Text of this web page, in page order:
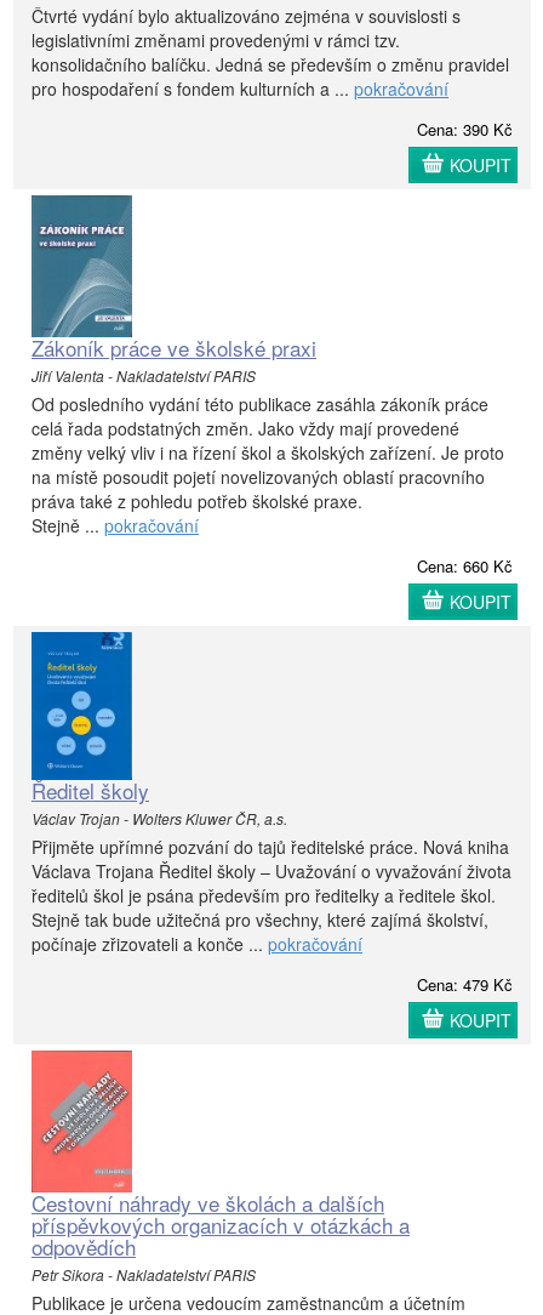
Čtvrté vydání bylo aktualizováno zejména v souvislosti s
legislativními změnami provedenými v rámci tzv.
konsolidačního balíčku. Jedná se především o změnu pravidel
pro hospodaření s fondem kulturních a ... pokračování
Cena: 390 Kč
KOUPIT
Zákoník práce ve školské praxi
Jiří Valenta - Nakladatelství PARIS
Od posledního vydání této publikace zasáhla zákoník práce
celá řada podstatných změn. Jako vždy mají provedené
změny velký vliv i na řízení škol a školských zařízení. Je proto
na místě posoudit pojetí novelizovaných oblastí pracovního
práva také z pohledu potřeb školské praxe.
Stejně ... pokračování
Cena: 660 Kč
KOUPIT
Ředitel školy
Václav Trojan - Wolters Kluwer ČR, a.s.
Přijměte upřímné pozvání do tajů ředitelské práce. Nová kniha
Václava Trojana Ředitel školy – Uvažování o vyvažování života
ředitelů škol je psána především pro ředitelky a ředitele škol.
Stejně tak bude užitečná pro všechny, které zajímá školství,
počínaje zřizovateli a konče ... pokračování
Cena: 479 Kč
KOUPIT
Cestovní náhrady ve školách a dalších
příspěvkových organizacích v otázkách a
odpovědích
Petr Sikora - Nakladatelství PARIS
Publikace je určena vedoucím zaměstnancům a účetním